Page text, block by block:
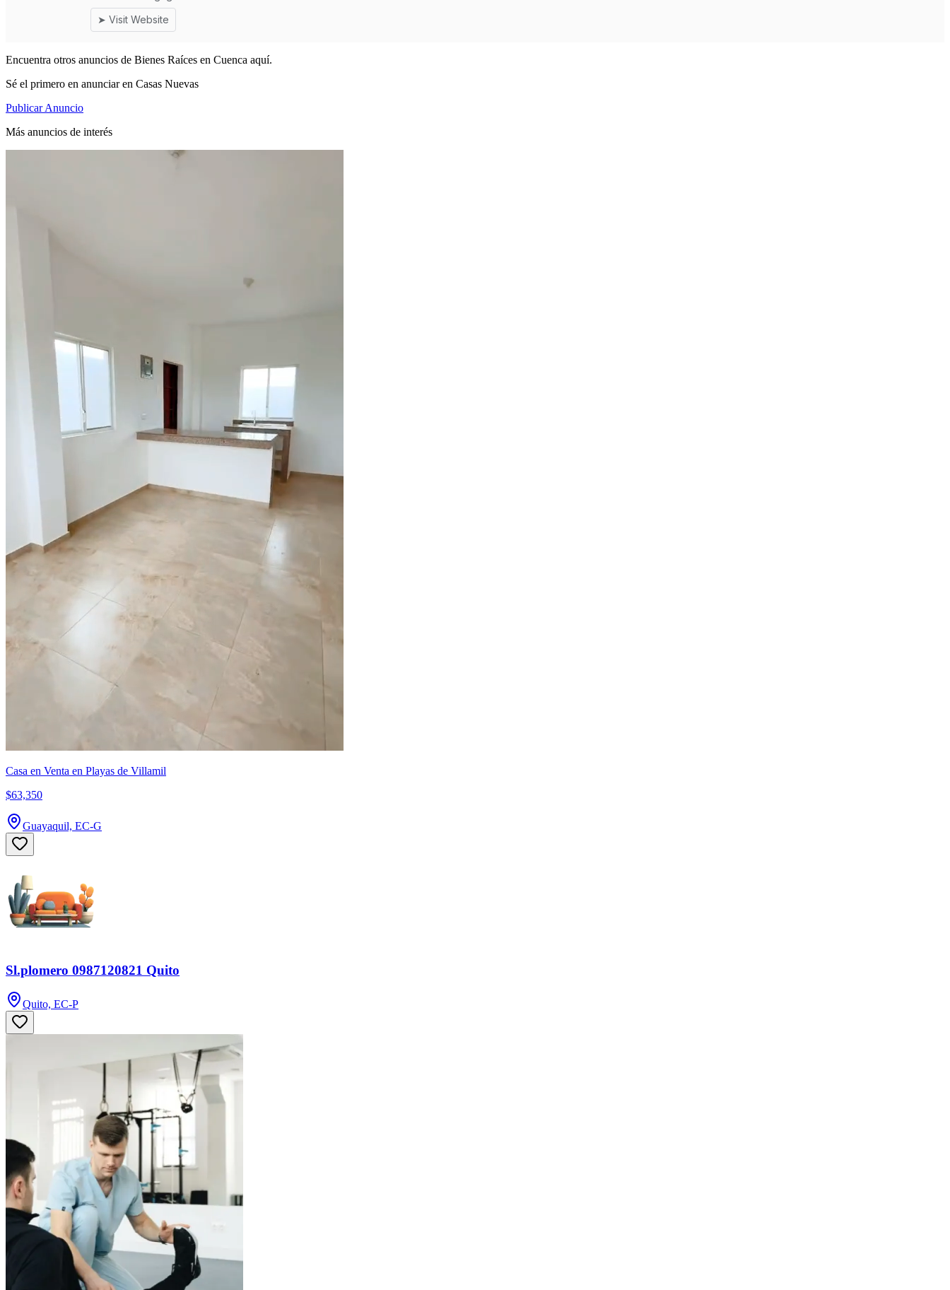
Encuentra otros anuncios de Bienes Raíces en Cuenca aquí.
Sé el primero en anunciar en Casas Nuevas
Publicar Anuncio
Más anuncios de interés
Casa en Venta en Playas de Villamil
$63,350
Guayaquil, EC-G
Sl.plomero 0987120821 Quito
Quito, EC-P